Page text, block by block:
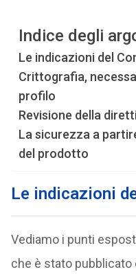
Indice degli
Le indicazioni del
Crittografia,
profilo
Revisione della
La sicurezza a
del prodotto
Le indicazioni
Vediamo i punti
che è stato